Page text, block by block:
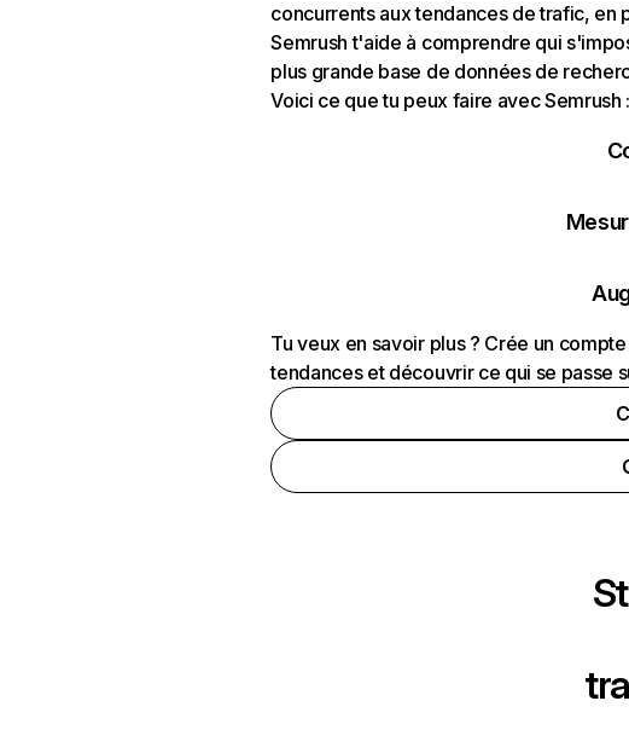
concurrents aux tendances de trafic, en
Semrush t'aide à comprendre qui
plus grande base de données de
Voici ce que tu peux faire avec Semrush
Tu veux en savoir plus ? Crée un
tendances et découvrir ce qui se passe